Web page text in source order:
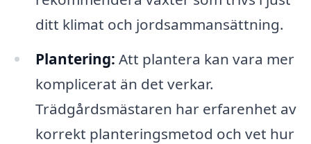
ditt klimat och jordsammansättning.
Plantering: Att plantera kan vara mer
komplicerat än det verkar.
Trädgårdsmästaren har erfarenhet av
korrekt planteringsmetod och vet hur